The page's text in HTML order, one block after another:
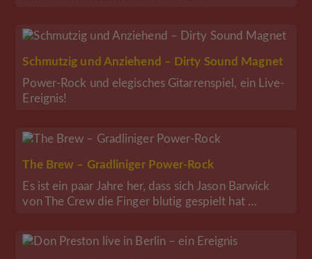
Schmutzig und Anziehend – Dirty Sound Magnet
Power-Rock und elegisches Gitarrenspiel, ein Live-
Ereignis!
The Brew – Gradliniger Power-Rock
Es ist ein paar Jahre her, dass sich Jason Barwick
von The Crew die Finger blutig gespielt hat …